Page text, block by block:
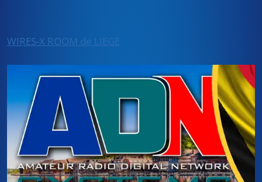
WIRES-X ROOM de LIEGE